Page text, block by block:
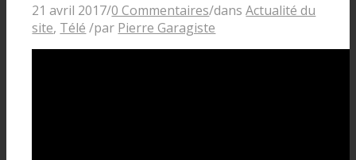
21 avril 2017/0 Commentaires/dansActualité du
site, Télé /par Pierre Garagiste